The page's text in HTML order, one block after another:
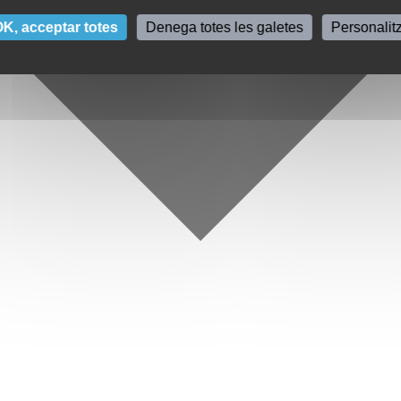
acceptar totes Denega totes les galetes